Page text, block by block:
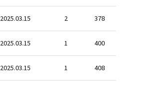
2025.03.15 2 378
2025.03.15 1 400
2025.03.15 1 408